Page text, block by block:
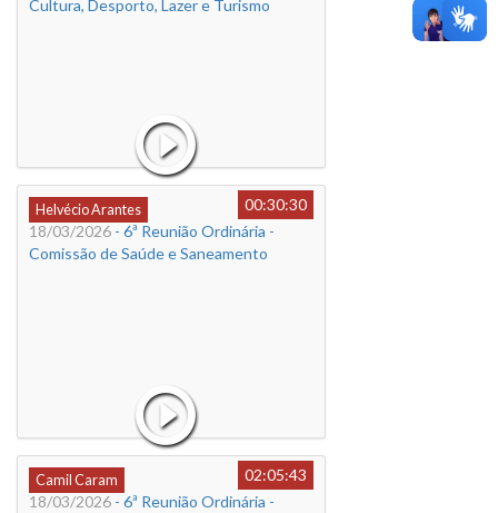
Cultura, Desporto, Lazer e Turismo
Helvécio Arantes
00:30:30
18/03/2026 - 6ª Reunião Ordinária -
Comissão de Saúde e Saneamento
Camil Caram
02:05:43
18/03/2026 - 6ª Reunião Ordinária -